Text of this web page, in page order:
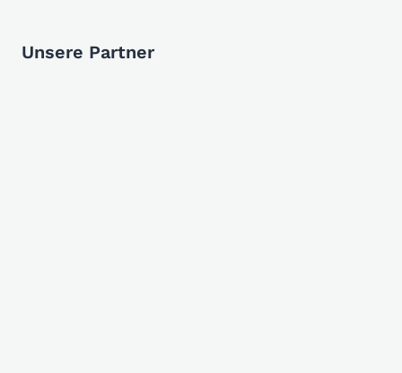
Unsere Partner